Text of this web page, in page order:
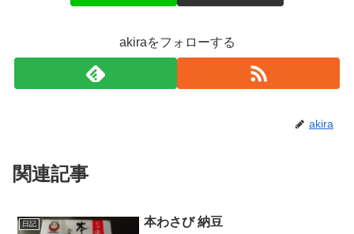
akiraをフォローする
akira
関連記事
日記 本わさび 納豆